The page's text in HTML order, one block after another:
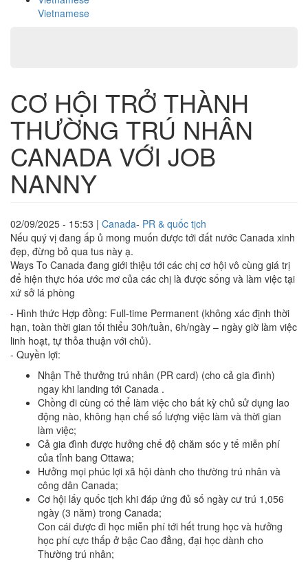
Vietnamese
CƠ HỘI TRỞ THÀNH
THƯỜNG TRÚ NHÂN
CANADA VỚI JOB
NANNY
02/09/2025 - 15:53 | Canada- PR & quốc tịch
Nếu quý vị đang ấp ủ mong muốn được tới đất nước Canada xinh
đẹp, đừng bỏ qua tus này ạ.
Ways To Canada đang giới thiệu tới các chị cơ hội vô cùng giá trị
để hiện thực hóa ước mơ của các chị là được sống và làm việc tại
xứ sở lá phòng
- Hình thức Hợp đồng: Full-time Permanent (không xác định thời
hạn, toàn thời gian tối thiểu 30h/tuần, 6h/ngày – ngày giờ làm việc
linh hoạt, tự thỏa thuận với chủ).
- Quyền lợi:
Nhận Thẻ thưởng trú nhân (PR card) (cho cả gia đình)
ngay khi landing tới Canada .
Chồng đi cùng có thể làm việc cho bất kỳ chủ sử dụng lao
động nào, không hạn chế số lượng việc làm và thời gian
làm việc;
Cả gia đình được hưởng chế độ chăm sóc y tế miễn phí
của tỉnh bang Ottawa;
Hưởng mọi phúc lợi xã hội dành cho thường trú nhân và
công dân Canada;
Cơ hội lấy quốc tịch khi đáp ứng đủ số ngày cư trú 1,056
ngày (3 năm) trong Canada;
Con cái được đi học miễn phí tới hết trung học và hưởng
học phí cực thấp ở bậc Cao đẳng, đại học dành cho
Thường trú nhân;